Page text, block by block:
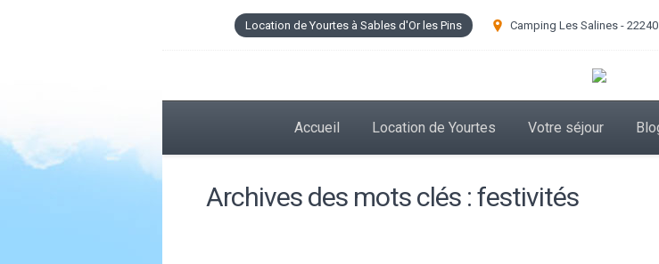
Location de Yourtes à Sables d'Or les Pins Camping Les Salines - 22240
Accueil Location de Yourtes Votre séjour
Archives des mots clés : festivités